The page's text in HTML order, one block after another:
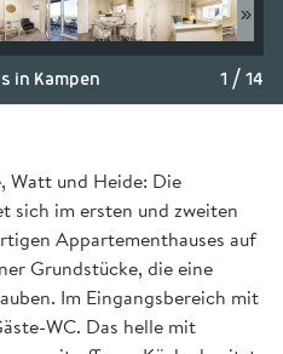
in Kampen 1 / 14
Watt und Heide: Die
sich im ersten und zweiten
Appartementhauses auf
Grundstücke, die eine
Im Eingangsbereich mit
WC. Das helle mit